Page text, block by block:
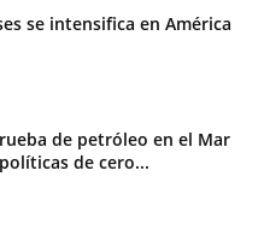
se intensifica en América
de petróleo en el Mar
de cero...